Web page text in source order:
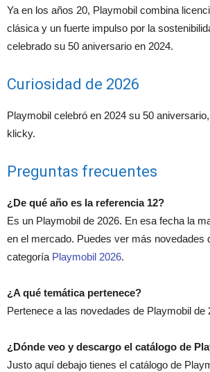
Ya en los años 20, Playmobil combina
clásica y un fuerte impulso por la
celebrado su 50 aniversario en 2024.
Curiosidad de 2026
Playmobil celebró en 2024 su 50
klicky.
Preguntas frecuentes
¿De qué año es la referencia 12?
Es un Playmobil de 2026. En esa fecha la
en el mercado. Puedes ver más novedades
categoría Playmobil 2026.
¿A qué temática pertenece?
Pertenece a las novedades de Playmobil de
¿Dónde veo y descargo el catálogo de
Justo aquí debajo tienes el catálogo de